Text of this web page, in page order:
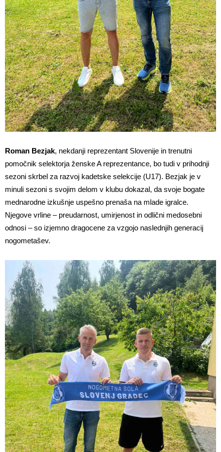
Roman Bezjak, nekdanji reprezentant Slovenije in trenutni
pomočnik selektorja ženske A reprezentance, bo tudi v prihodnji
sezoni skrbel za razvoj kadetske selekcije (U17). Bezjak je v
minuli sezoni s svojim delom v klubu dokazal, da svoje bogate
mednarodne izkušnje uspešno prenaša na mlade igralce.
Njegove vrline – preudarnost, umirjenost in odlični medosebni
odnosi – so izjemno dragocene za vzgojo naslednjih generacij
nogometašev.